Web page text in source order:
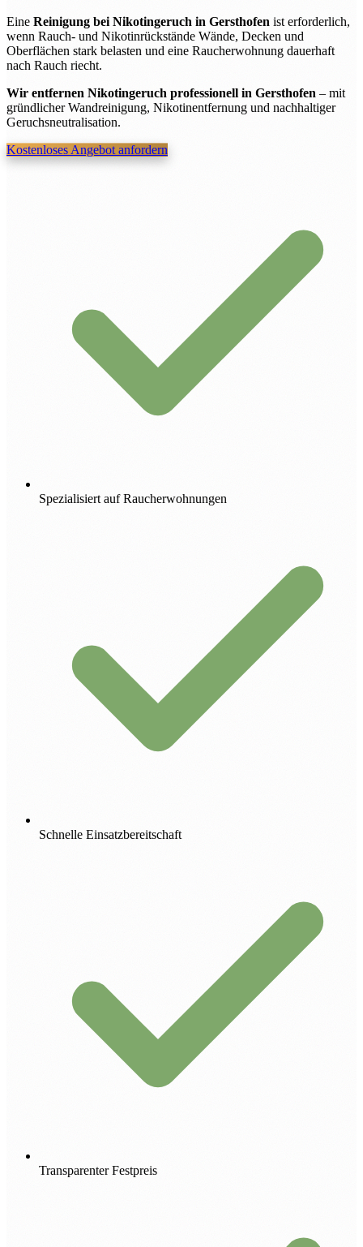
Eine Reinigung bei Nikotingeruch in Gersthofen ist erforderlich,
wenn Rauch- und Nikotinrückstände Wände, Decken und
Oberflächen stark belasten und eine Raucherwohnung dauerhaft
nach Rauch riecht.
Wir entfernen Nikotingeruch professionell in Gersthofen – mit
gründlicher Wandreinigung, Nikotinentfernung und nachhaltiger
Geruchsneutralisation.
Kostenloses Angebot anfordern
Spezialisiert auf Raucherwohnungen
Schnelle Einsatzbereitschaft
Transparenter Festpreis